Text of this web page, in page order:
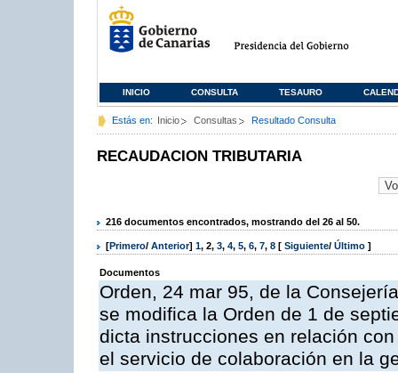
INICIO CONSULTA TESAURO
Estás en: Inicio Consultas Resultado Consulta
RECAUDACION TRIBUTARIA
216 documentos encontrados, mostrando del 26 al 50.
[Primero/ Anterior] 1, 2, 3, 4, 5, 6, 7, 8 [ Siguiente/ Último ]
Documentos
Orden, 24 mar 95, de la
se modifica la Orden de 1 de
dicta instrucciones en relación
el servicio de colaboración en la